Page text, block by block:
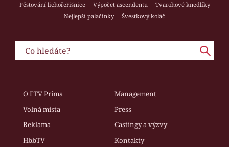
Pěstování lichořeřišnice
Výpočet ascendentu
Tvarohové knedlíky
Nejlepší palačinky
Švestkový koláč
O FTV Prima
Management
Volná místa
Press
Reklama
Castingy a výzvy
HbbTV
Kontakty